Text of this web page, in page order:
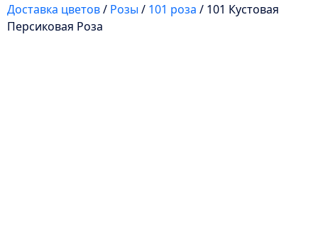
Доставка цветов/ Розы / 101 роза / 101 Кустовая
Персиковая Роза